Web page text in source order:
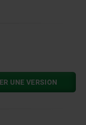
UNE VERSION